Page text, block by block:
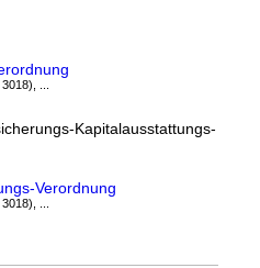
...
Kapitalausstattungs-
Verordnung
...